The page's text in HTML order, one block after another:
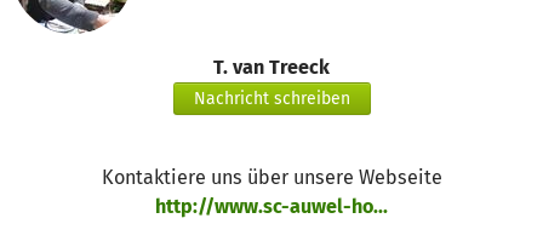
T. van Treeck
Nachricht schreiben
Kontaktiere uns über unsere Webseite
http://www.sc-auwel-ho...